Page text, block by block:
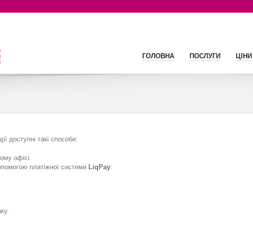
ГОЛОВНА ПОСЛУГИ ЦІНИ
доступні такі способи:
офісі.
платіжної системи LiqPay: